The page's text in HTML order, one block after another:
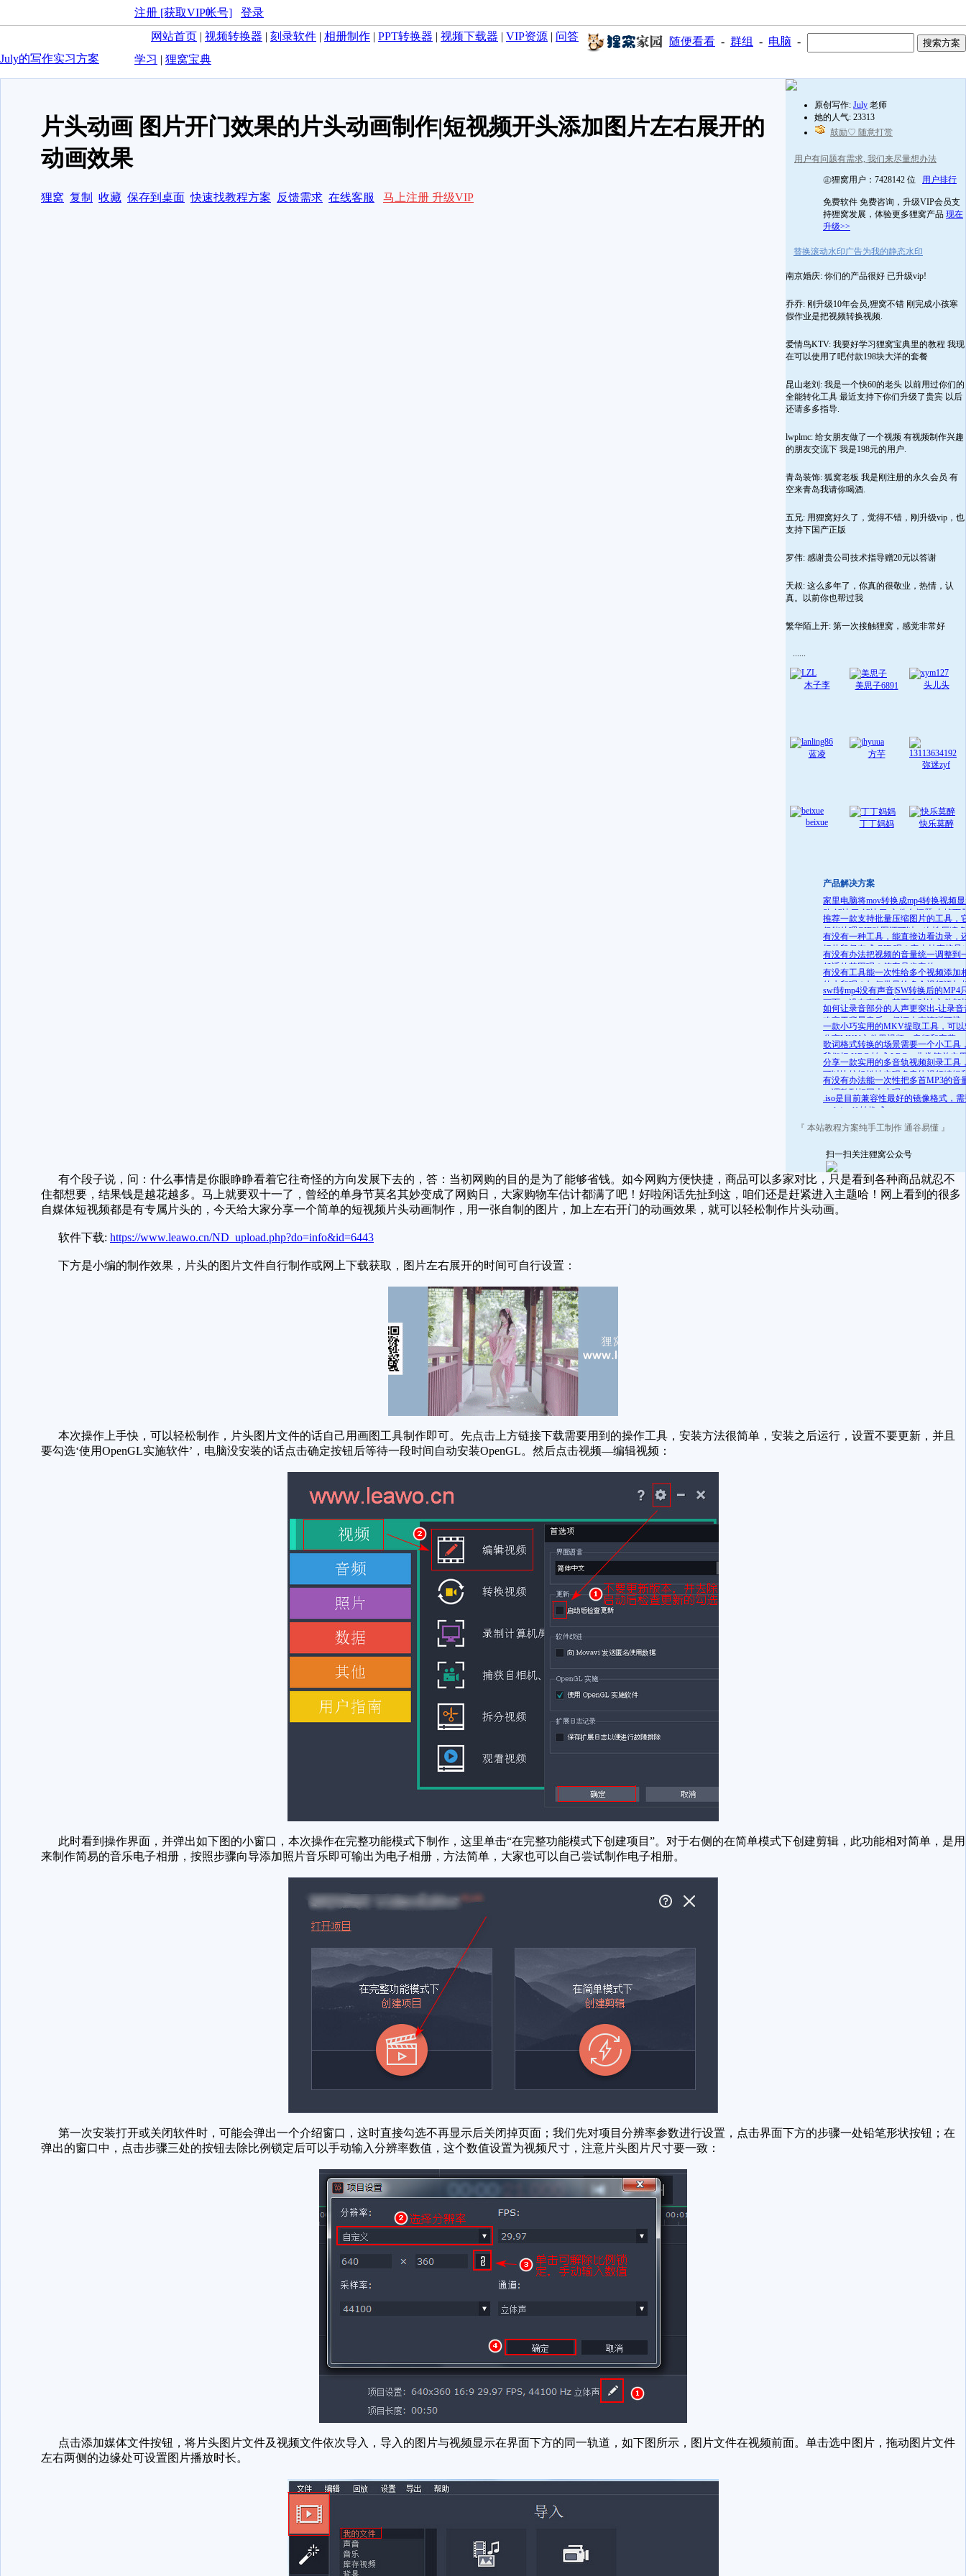
注册 [获取VIP帐号]
登录
网站首页 | 视频转换器 | 刻录软件 | 相册制作 | PPT转换器 | 视频下载器 | VIP资源 | 问答
学习 | 狸窝宝典
随便看看 - 群组 - 电脑 -
July的写作实习方案
原创写作: July 老师
她的人气: 23313
鼓励♡ 随意打赏
用户有问题有需求, 我们来尽量想办法
㊣狸窝用户：7428142 位 用户排行
免费软件 免费咨询，升级VIP会员支
持狸窝发展，体验更多狸窝产品 现在
升级>>
替换滚动水印广告为我的静态水印
南京婚庆: 你们的产品很好 已升级vip!
乔乔: 刚升级10年会员,狸窝不错 刚完成小孩寒
假作业是把视频转换视频.
爱情鸟KTV: 我要好学习狸窝宝典里的教程 我现
在可以使用了吧付款198块大洋的套餐
昆山老刘: 我是一个快60的老头 以前用过你们的
全能转化工具 最近支持下你们升级了贵宾 以后
还请多多指导.
lwplmc: 给女朋友做了一个视频 有视频制作兴趣
的朋友交流下 我是198元的用户.
青岛装饰: 狐窝老板 我是刚注册的永久会员 有
空来青岛我请你喝酒.
五兄: 用狸窝好久了，觉得不错，刚升级vip，也
支持下国产正版
罗伟: 感谢贵公司技术指导赠20元以答谢
天叔: 这么多年了，你真的很敬业，热情，认
真。以前你也帮过我
繁华陌上开: 第一次接触狸窝，感觉非常好
......
木子李 美思子6891 头儿头
蓝凌
方芋
弥迷zyf
beixue 丁丁妈妈 快乐莫醉
产品解决方案
家里电脑将mov转换成mp4转换视频
败 解决了:解决了 文件名问题 去掉下
就可
推荐一款支持批量压缩图片的工具，
仅能处理GIF动图还可以一次性压缩
件
有没有一种工具，能直接边看边录，
把片段保存成 GIF 呢？它支持直接导
GIF 格式，
有没有办法把视频的音量统一调整到
舒适的范围呢？答案是肯定的
有没有工具能一次性给多个视频添加
的水印呢？如何批量给多个视频添加
的水印
swf转mp4没有声音|SW转换后的MP4
画面，没有声音，甚至有时连文件都
开
如何让录音部分的人声更突出-让录音
略高于背景音乐，保证人声清晰可辨
一款小巧实用的MKV提取工具，可
分离MKV文件里视频、音频和字幕
歌词格式转换的场景需要一个小工具
我们把 KRC 转成 LRC，非常简单实
分享一款实用的多音轨视频刻录工具
可以比较轻松地实现多音轨视频编辑
录
有没有办法能一次性把多首MP3的音
一调整到相同大小呢？
.iso是目前兼容性最好的镜像格式，
.mds/.mdf 转换成 .iso
『 本站教程方案纯手工制作 通谷易懂 』
扫一扫关注狸窝公众号
片头动画 图片开门效果的片头动画制作|短视频开头添加图片左右展开的
动画效果
狸窝 复制 收藏 保存到桌面 快速找教程方案 反馈需求 在线客服 马上注册 升级VIP
有个段子说，问：什么事情是你眼睁睁看着它往奇怪的方向发展下去的，答：当初网购的目的是为了能够省钱。如今网购方便快捷，商品可以多家对比，只是看到各种商品就忍不
住都想要，结果钱是越花越多。马上就要双十一了，曾经的单身节莫名其妙变成了网购日，大家购物车估计都满了吧！好啦闲话先扯到这，咱们还是赶紧进入主题哈！网上看到的很多
自媒体短视频都是有专属片头的，今天给大家分享一个简单的短视频片头动画制作，用一张自制的图片，加上左右开门的动画效果，就可以轻松制作片头动画。
软件下载: https://www.leawo.cn/ND_upload.php?do=info&id=6443
下方是小编的制作效果，片头的图片文件自行制作或网上下载获取，图片左右展开的时间可自行设置：
本次操作上手快，可以轻松制作，片头图片文件的话自己用画图工具制作即可。先点击上方链接下载需要用到的操作工具，安装方法很简单，安装之后运行，设置不要更新，并且
要勾选‘使用OpenGL实施软件’，电脑没安装的话点击确定按钮后等待一段时间自动安装OpenGL。然后点击视频—编辑视频：
此时看到操作界面，并弹出如下图的小窗口，本次操作在完整功能模式下制作，这里单击“在完整功能模式下创建项目”。对于右侧的在简单模式下创建剪辑，此功能相对简单，是用
来制作简易的音乐电子相册，按照步骤向导添加照片音乐即可输出为电子相册，方法简单，大家也可以自己尝试制作电子相册。
第一次安装打开或关闭软件时，可能会弹出一个介绍窗口，这时直接勾选不再显示后关闭掉页面；我们先对项目分辨率参数进行设置，点击界面下方的步骤一处铅笔形状按钮；在
弹出的窗口中，点击步骤三处的按钮去除比例锁定后可以手动输入分辨率数值，这个数值设置为视频尺寸，注意片头图片尺寸要一致：
点击添加媒体文件按钮，将片头图片文件及视频文件依次导入，导入的图片与视频显示在界面下方的同一轨道，如下图所示，图片文件在视频前面。单击选中图片，拖动图片文件
左右两侧的边缘处可设置图片播放时长。